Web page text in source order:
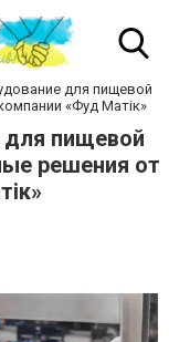
для пищевой
«Фуд Матік»
для пищевой
решения от